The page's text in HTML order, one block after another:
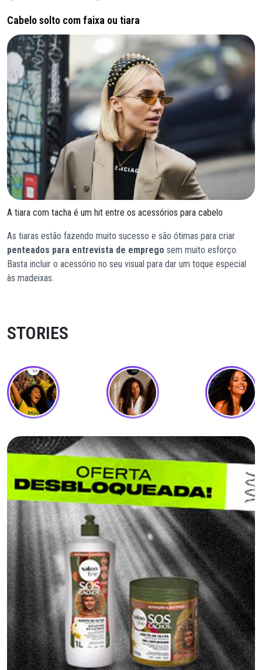
Cabelo solto com faixa ou tiara
A tiara com tacha é um hit entre os acessórios para cabelo
As tiaras estão fazendo muito sucesso e são ótimas para criar
penteados para entrevista de emprego sem muito esforço.
Basta incluir o acessório no seu visual para dar um toque especial
às madeixas.
STORIES